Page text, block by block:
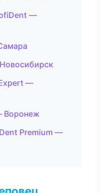
—
—
Воронеж
Premium —